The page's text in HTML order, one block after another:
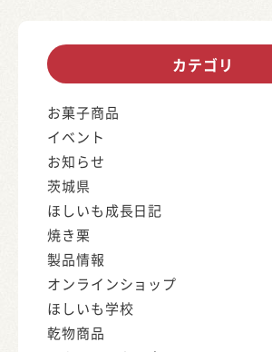
カテゴリ
お菓子商品
イベント
お知らせ
茨城県
ほしいも成長日記
焼き栗
製品情報
オンラインショップ
ほしいも学校
乾物商品